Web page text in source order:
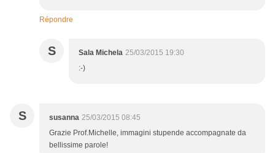
Répondre
S Sala Michela 25/03/2015 19:30
:-)
S susanna 25/03/2015 08:45
Grazie Prof.Michelle, immagini stupende accompagnate da
bellissime parole!